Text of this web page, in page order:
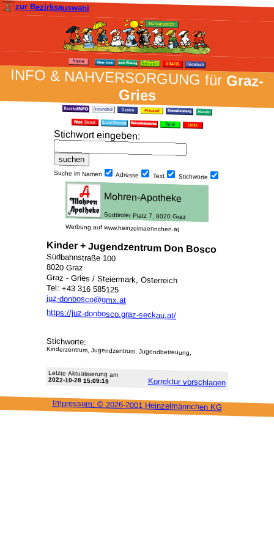
zur Bezirksauswahl
INFO & NAH­VER­SORG­UNG fürGraz-
Gries
Stich­wort ein­geben:
Suche im Namen Adresse Text Stich­worte
Werbung auf www.heinzelmaennchen.at
Kinder + Jugendzentrum Don Bosco
Südbahnstraße 100
8020 Graz
Graz - Gries / Steiermark, Österreich
Tel: +43 316 585125
juz-donbosco@gmx.at
https://juz-donbosco.graz-seckau.at/
Stichworte:
Kinderzentrum, Jugendzentrum, Jugendbetreuung,
Letzte Aktu­alisie­rung am
2022-10-28 15:09:19 Korrektur vor­schlagen
Impressum: © 2026-2001 Heinzel­männchen KG